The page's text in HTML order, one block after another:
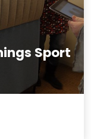
Sport